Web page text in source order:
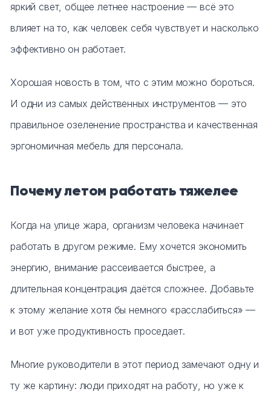
яркий свет, общее летнее настроение — всё это
влияет на то, как человек себя чувствует и насколько
эффективно он работает.
Хорошая новость в том, что с этим можно бороться.
И одни из самых действенных инструментов — это
правильное озеленение пространства и качественная
эргономичная мебель для персонала.
Почему летом работать тяжелее
Когда на улице жара, организм человека начинает
работать в другом режиме. Ему хочется экономить
энергию, внимание рассеивается быстрее, а
длительная концентрация даётся сложнее. Добавьте
к этому желание хотя бы немного «расслабиться» —
и вот уже продуктивность проседает.
Многие руководители в этот период замечают одну и
ту же картину: люди приходят на работу, но уже к
Кашпо